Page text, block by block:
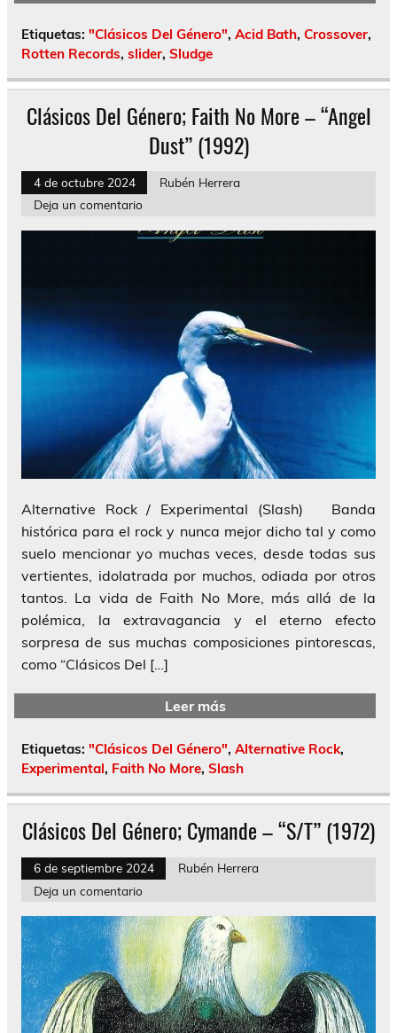
Etiquetas: "Clásicos Del Género", Acid Bath, Crossover,
Rotten Records, slider, Sludge
Clásicos Del Género; Faith No More – “Angel
Dust” (1992)
4 de octubre 2024
Rubén Herrera
Deja un comentario
Alternative Rock / Experimental (Slash) Banda
histórica para el rock y nunca mejor dicho tal y como
suelo mencionar yo muchas veces, desde todas sus
vertientes, idolatrada por muchos, odiada por otros
tantos. La vida de Faith No More, más allá de la
polémica, la extravagancia y el eterno efecto
sorpresa de sus muchas composiciones pintorescas,
como “Clásicos Del […]
Leer más
Etiquetas: "Clásicos Del Género", Alternative Rock,
Experimental, Faith No More, Slash
Clásicos Del Género; Cymande – “S/T” (1972)
6 de septiembre 2024
Rubén Herrera
Deja un comentario